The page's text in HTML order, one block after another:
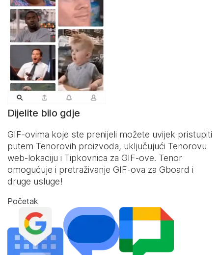
Dijelite bilo gdje
GIF-ovima koje ste prenijeli možete uvijek pristupiti
putem Tenorovih proizvoda, uključujući Tenorovu
web-lokaciju i Tipkovnica za GIF-ove. Tenor
omogućuje i pretraživanje GIF-ova za Gboard i
druge usluge!
Početak